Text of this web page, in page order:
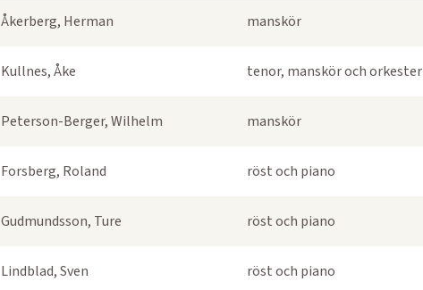
Åkerberg, Herman manskör
Kullnes, Åke tenor, manskör och orkester
Peterson-Berger, Wilhelm manskör
Forsberg, Roland röst och piano
Gudmundsson, Ture röst och piano
Lindblad, Sven röst och piano